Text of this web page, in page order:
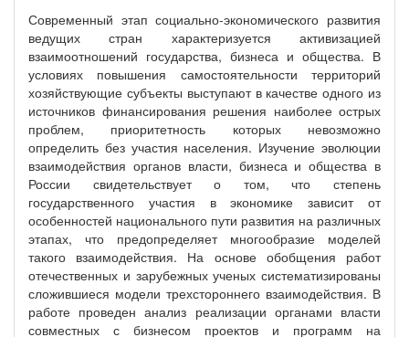
Современный этап социально-экономического развития
ведущих стран характеризуется активизацией
взаимоотношений государства, бизнеса и общества. В
условиях повышения самостоятельности территорий
хозяйствующие субъекты выступают в качестве одного из
источников финансирования решения наиболее острых
проблем, приоритетность которых невозможно
определить без участия населения. Изучение эволюции
взаимодействия органов власти, бизнеса и общества в
России свидетельствует о том, что степень
государственного участия в экономике зависит от
особенностей национального пути развития на различных
этапах, что предопределяет многообразие моделей
такого взаимодействия. На основе обобщения работ
отечественных и зарубежных ученых систематизированы
сложившиеся модели трехстороннего взаимодействия. В
работе проведен анализ реализации органами власти
совместных с бизнесом проектов и программ на